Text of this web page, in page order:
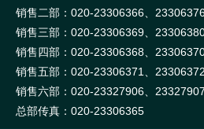
18998402241
销售二部：020-23306366、 23306376
销售三部：020-23306369、 23306380
销售四部：020-23306368、 23306370
销售五部：020-23306371、 23306372
销售六部：020-23327906、 23327907
总部传真：020-23306365